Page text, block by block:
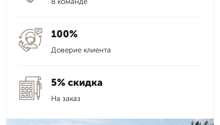
100%
Доверие клиента
5% скидка
На заказ